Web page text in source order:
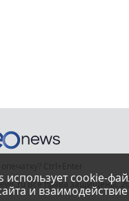
использует cookie-
и
Все права защищены.